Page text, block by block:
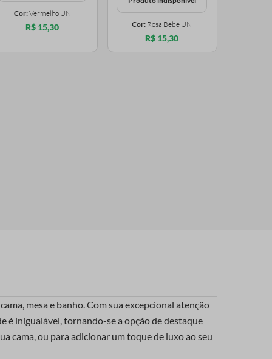
Cor:Vermelho UN
R$ 15,30 Cor: Rosa Bebe UN
R$ 15,30
mesa e banho. Com sua excepcional atenção
é inigualável, tornando-se a opção de destaque
cama, ou para adicionar um toque de luxo ao seu